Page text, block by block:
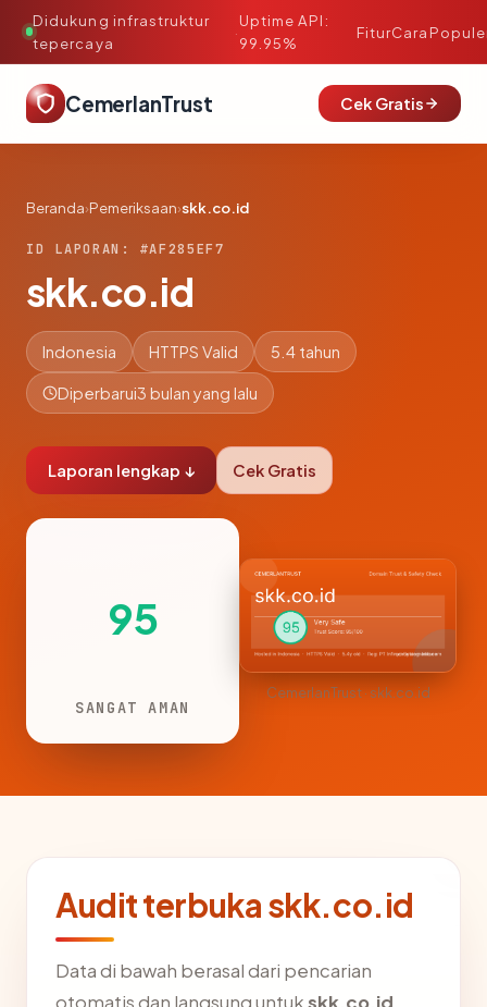
Didukung infrastruktur
tepercaya
·
Uptime API:
99.95%
FiturCara
CemerlanTrust Cek Gratis
Beranda›Pemeriksaan›skk.co.id
ID LAPORAN: #AF285EF7
skk.co.id
Indonesia HTTPS Valid 5.4 tahun
Diperbarui3 bulan yang lalu
Laporan lengkap ↓ Cek Gratis
95
SANGAT AMAN
CemerlanTrust · skk.co.id
Audit terbuka skk.co.id
Data di bawah berasal dari pencarian
otomatis dan langsung untukskk.co.id.